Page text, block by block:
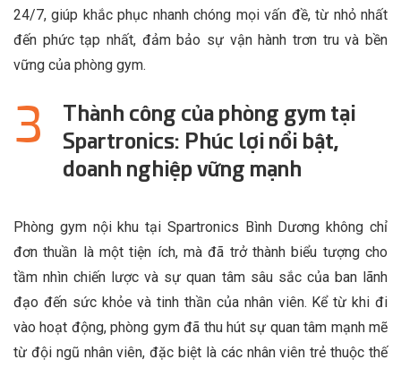
24/7, giúp khắc phục nhanh chóng mọi vấn đề, từ nhỏ nhất
đến phức tạp nhất, đảm bảo sự vận hành trơn tru và bền
vững của phòng gym.
Thành công của phòng gym tại
Spartronics: Phúc lợi nổi bật,
doanh nghiệp vững mạnh
Phòng gym nội khu tại Spartronics Bình Dương không chỉ
đơn thuần là một tiện ích, mà đã trở thành biểu tượng cho
tầm nhìn chiến lược và sự quan tâm sâu sắc của ban lãnh
đạo đến sức khỏe và tinh thần của nhân viên. Kể từ khi đi
vào hoạt động, phòng gym đã thu hút sự quan tâm mạnh mẽ
từ đội ngũ nhân viên, đặc biệt là các nhân viên trẻ thuộc thế